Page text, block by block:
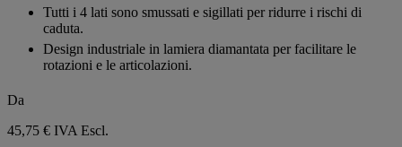
Tutti i 4 lati sono smussati e sigillati per ridurre i rischi di
caduta.
Design industriale in lamiera diamantata per facilitare le
rotazioni e le articolazioni.
Da
45,75 € IVA Escl.